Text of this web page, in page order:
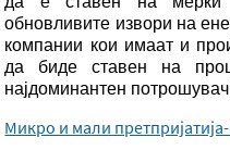
обновливите извори на
компании кои имаат и
да биде ставен на
најдоминантен потрошувач
Микро и мали